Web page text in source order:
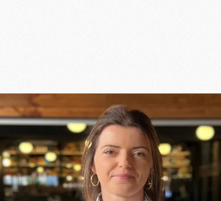
et l’âme du service